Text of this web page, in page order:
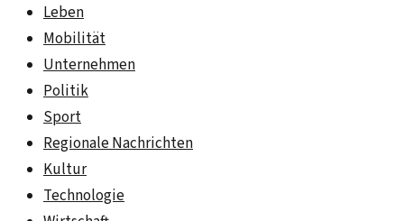
Leben
Mobilität
Unternehmen
Politik
Sport
Regionale Nachrichten
Kultur
Technologie